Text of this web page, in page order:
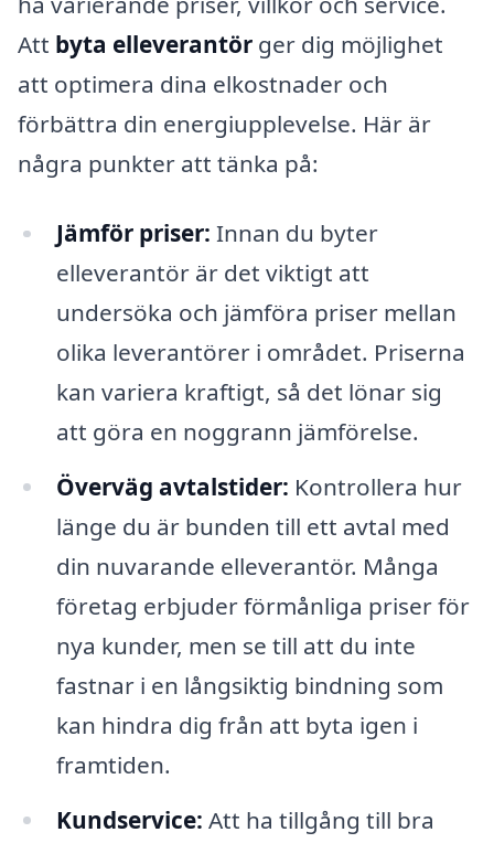
Att byta elleverantör ger dig möjlighet
att optimera dina elkostnader och
förbättra din energiupplevelse. Här är
några punkter att tänka på:
Jämför priser: Innan du byter
elleverantör är det viktigt att
undersöka och jämföra priser mellan
olika leverantörer i området. Priserna
kan variera kraftigt, så det lönar sig
att göra en noggrann jämförelse.
Överväg avtalstider: Kontrollera hur
länge du är bunden till ett avtal med
din nuvarande elleverantör. Många
företag erbjuder förmånliga priser för
nya kunder, men se till att du inte
fastnar i en långsiktig bindning som
kan hindra dig från att byta igen i
framtiden.
Kundservice: Att ha tillgång till bra